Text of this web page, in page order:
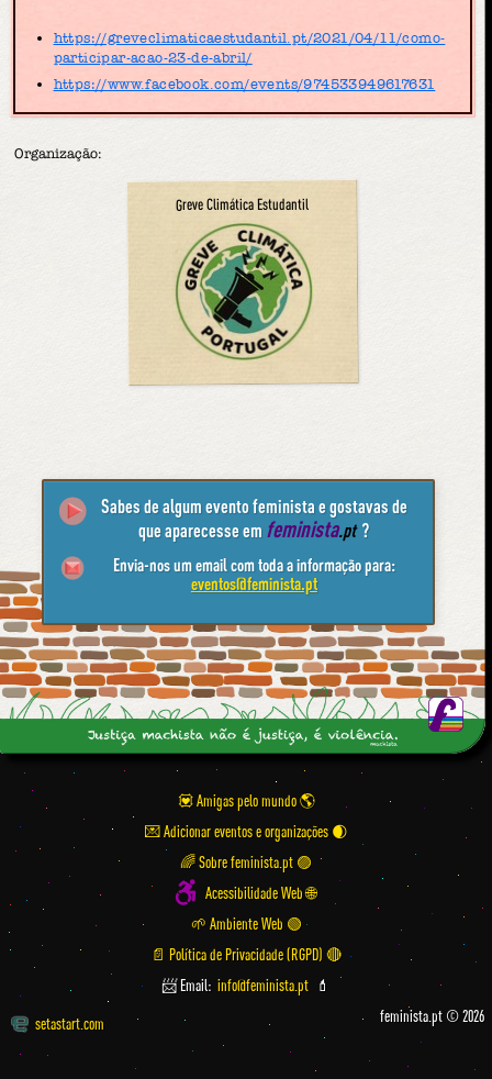
https://greveclimaticaestudantil.pt/2021/04/11/como-
participar-acao-23-de-abril/
https://www.facebook.com/events/974533949617631
Organização:
Greve Climática Estudantil
Sabes de algum evento feminista e gostavas de
que aparecesse em feminista.pt ?
Envia-nos um email com toda a informação para:
eventos@feminista.pt
💟 Amigas pelo mundo
💌 Adicionar eventos e organizações
🌈 Sobre feminista.pt 🟣
Acessibilidade Web 🌐
🌱 Ambiente Web 🟢
📄 Política de Privacidade (RGPD) 🔴
📨 Email: info@feminista.pt 💄
setastart.com feminista.pt © 2026